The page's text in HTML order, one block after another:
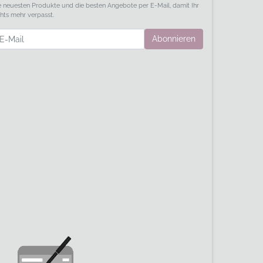
neuesten Produkte und die besten Angebote per E-Mail, damit Ihr
mehr verpasst.
Abonnieren